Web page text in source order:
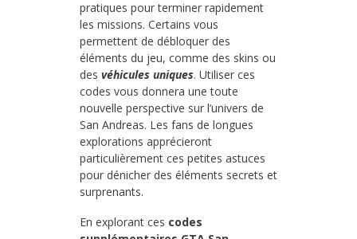
pratiques pour terminer rapidement
les missions. Certains vous
permettent de débloquer des
éléments du jeu, comme des skins ou
des véhicules uniques. Utiliser ces
codes vous donnera une toute
nouvelle perspective sur l’univers de
San Andreas. Les fans de longues
explorations apprécieront
particulièrement ces petites astuces
pour dénicher des éléments secrets et
surprenants.
En explorant ces codes